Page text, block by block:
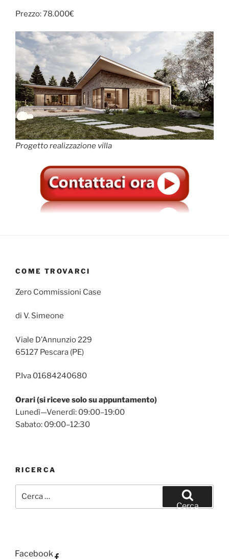
Prezzo: 78.000€
Progetto realizzazione villa
COME TROVARCI
Zero Commissioni Case
di V. Simeone
Viale D’Annunzio 229
65127 Pescara (PE)
P.Iva 01684240680
Orari (si riceve solo su appuntamento)
Lunedì—Venerdì: 09:00–19:00
Sabato: 09:00–12:30
RICERCA
Cerca
Facebook